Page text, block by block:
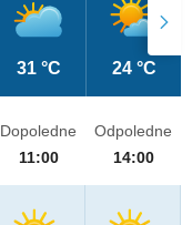
31 °C 24 °C
Dopoledne
11:00
Odpoledne
14:00